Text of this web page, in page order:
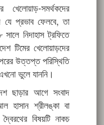
খেলোয়াড়-সমর্থকদের
যে প্রভাব ফেলবে, তা
নিদাহাস ট্রফিতে
টিমের খেলোয়াড়দের
উত্তপ্ত পরিস্থিতি
ভুলে যাননি।
ছাড়ার আগে সংবাদ
হাসান শ্রীলঙ্কা বা
বিষয়টি নাকচ